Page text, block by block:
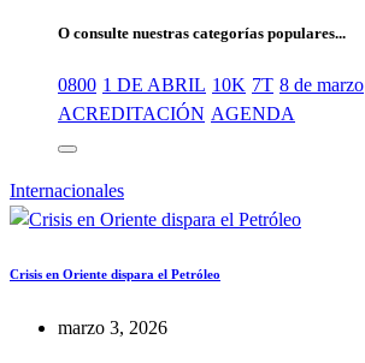
O consulte nuestras categorías populares...
0800 1 DE ABRIL 10K 7T 8 de marzo
ACREDITACIÓN AGENDA
Internacionales
Crisis en Oriente dispara el Petróleo
marzo 3, 2026